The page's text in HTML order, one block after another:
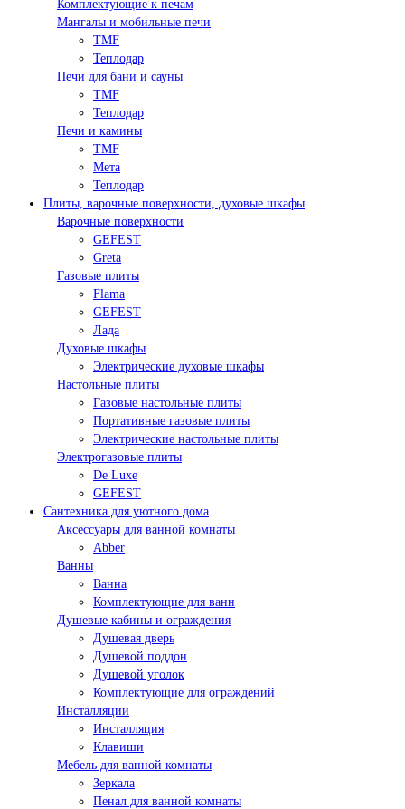
Комплектующие к печам
Мангалы и мобильные печи
TMF
Теплодар
Печи для бани и сауны
TMF
Теплодар
Печи и камины
TMF
Мета
Теплодар
Плиты, варочные поверхности, духовые шкафы
Варочные поверхности
GEFEST
Greta
Газовые плиты
Flama
GEFEST
Лада
Духовые шкафы
Электрические духовые шкафы
Настольные плиты
Газовые настольные плиты
Портативные газовые плиты
Электрические настольные плиты
Электрогазовые плиты
De Luxe
GEFEST
Сантехника для уютного дома
Аксессуары для ванной комнаты
Abber
Ванны
Ванна
Комплектующие для ванн
Душевые кабины и ограждения
Душевая дверь
Душевой поддон
Душевой уголок
Комплектующие для ограждений
Инсталляции
Инсталляция
Клавиши
Мебель для ванной комнаты
Зеркала
Пенал для ванной комнаты